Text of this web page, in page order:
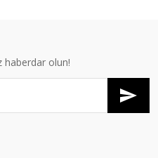
haberdar olun!